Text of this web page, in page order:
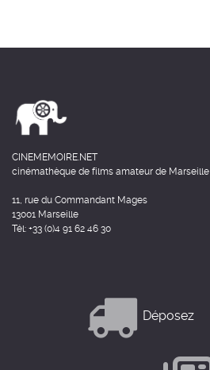
CINEMEMOIRE.NET
cinémathèque de films amateur de Marseille
11, rue du Commandant Mages
13001 Marseille
Tél: +33 (0)4 91 62 46 30
Déposez